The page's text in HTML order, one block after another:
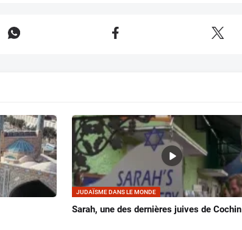
JUDAÏSME DANS LE MONDE
Sarah, une des dernières juives de Cochin